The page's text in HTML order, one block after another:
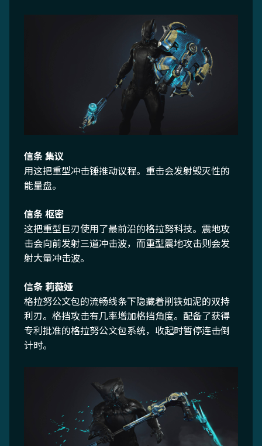
信条 集议
用这把重型冲击锤推动议程。重击会发射毁灭性的
能量盘。
信条 枢密
这把重型巨刃使用了最前沿的格拉努科技。震地攻
击会向前发射三道冲击波，而重型震地攻击则会发
射大量冲击波。
信条 莉薇娅
格拉努公文包的流畅线条下隐藏着削铁如泥的双持
利刃。格挡攻击有几率增加格挡角度。配备了获得
专利批准的格拉努公文包系统，收起时暂停连击倒
计时。